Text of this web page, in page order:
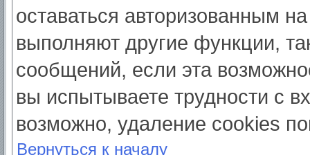
оставаться авторизованным
выполняют другие функции,
сообщений, если эта
вы испытываете трудности с
возможно, удаление cookies
Вернуться к началу